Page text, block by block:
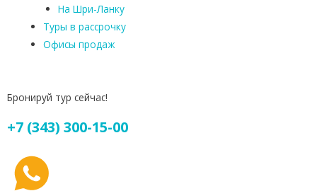
На Шри-Ланку
Туры в рассрочку
Офисы продаж
Бронируй тур сейчас!
+7 (343) 300-15-00